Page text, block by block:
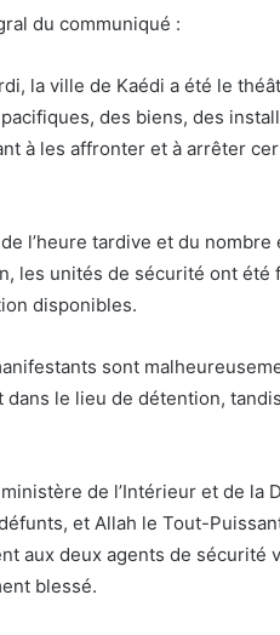
du communiqué :
la ville de Kaédi a été le
des biens, des
à les affronter et à arrêter
l’heure tardive et du
les unités de sécurité ont
disponibles.
sont
le lieu de détention,
de l’Intérieur et de la
et Allah le Tout-
aux deux agents de sécurité
blessé.